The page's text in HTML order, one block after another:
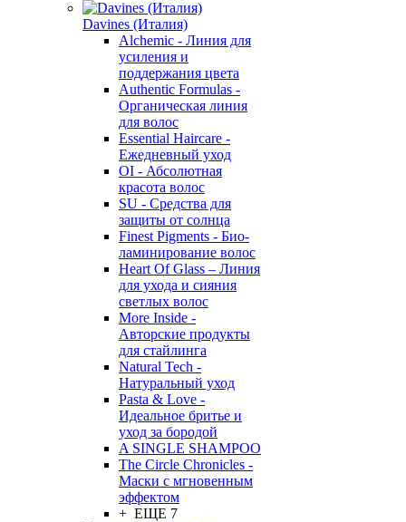
Davines (Италия)
Alchemic - Линия для
усиления и
поддержания цвета
Authentic Formulas -
Органическая линия
для волос
Essential Haircare -
Eжедневный уход
OI - Абсолютная
красота волос
SU - Средства для
защиты от солнца
Finest Pigments - Био-
ламинирование волос
Heart Of Glass – Линия
для ухода и сияния
светлых волос
More Inside -
Авторские продукты
для стайлинга
Natural Tech -
Натуральный уход
Pasta & Love -
Идеальное бритье и
уход за бородой
A SINGLE SHAMPOO
The Circle Chronicles -
Маски с мгновенным
эффектом
+ ЕЩЕ 7